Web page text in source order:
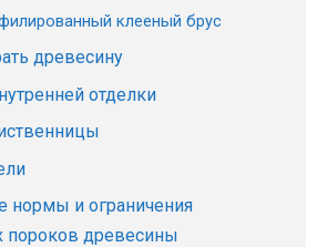
клееный брус
древесину
отделки
нормы и ограничения
пороков древесины